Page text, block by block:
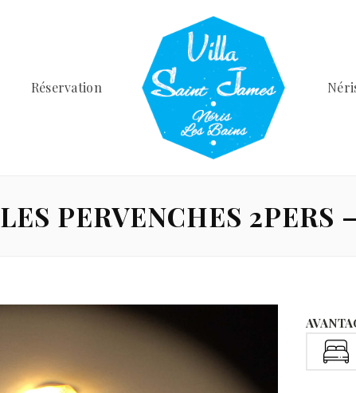
Réservation
LES PERVENCHES 2PERS